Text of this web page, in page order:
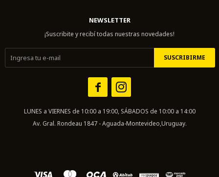
NEWSLETTER
¡Suscribite y recibí todas nuestras novedades!
SUSCRIBIRME
 
LUNES a VIERNES de 10:00 a 19:00, SÁBADOS de 10:00 a 14:00
Av. Gral. Rondeau 1847 - Aguada-Montevideo,Uruguay.